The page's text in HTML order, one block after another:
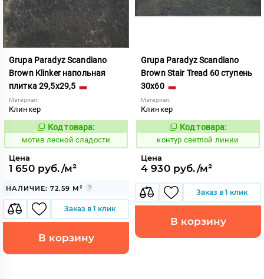
Grupa Paradyz Scandiano
Brown Klinker напольная
плитка 29,5x29,5
Материал:
Клинкер
1037095
Код товара:
мотив лесной сладости
Цена
1 650 руб./м²
НАЛИЧИЕ: 72.59 М²
Заказ в 1 клик
В корзину
Grupa Paradyz Scandiano
Brown Stair Tread 60 ступень
30x60
Материал:
Клинкер
760419
Код товара:
контур светлой линии
Цена
4 930 руб./м²
Заказ в 1 клик
В корзину